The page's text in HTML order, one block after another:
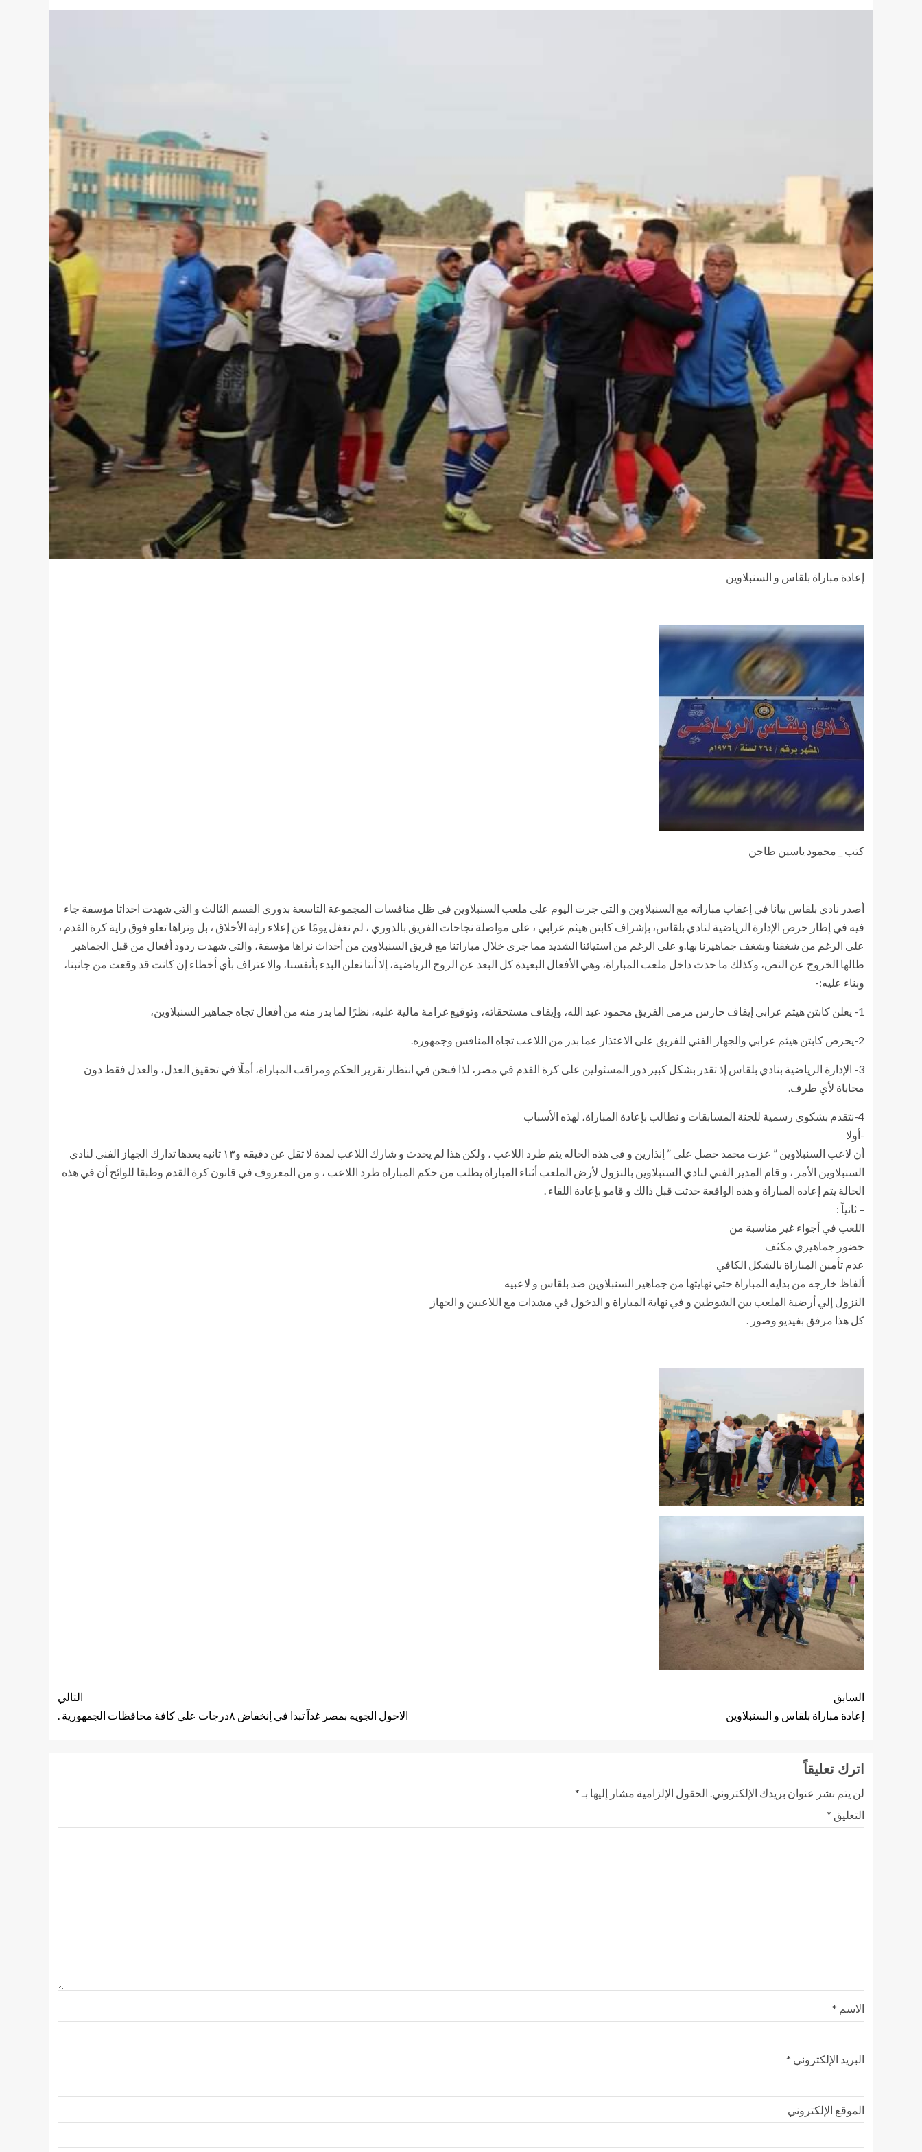
إعادة مباراة بلقاس و السنبلاوين
كتب _ محمود ياسين طاجن
أصدر نادي بلقاس بيانا في إعقاب مباراته مع السنبلاوين و التي جرت اليوم على ملعب السنبلاوين في ظل منافسات المجموعة التاسعة بدوري القسم الثالث و التي شهدت احداثا مؤسفة جاء
فيه في إطار حرص الإدارة الرياضية لنادي بلقاس، بإشراف كابتن هيثم عرابي ، على مواصلة نجاحات الفريق بالدوري ، لم نغفل يومًا عن إعلاء راية الأخلاق ، بل ونراها تعلو فوق راية كرة القدم ،
على الرغم من شغفنا وشغف جماهيرنا بها.و على الرغم من استيائنا الشديد مما جرى خلال مباراتنا مع فريق السنبلاوين من أحداث نراها مؤسفة، والتي شهدت ردود أفعال من قبل الجماهير
طالها الخروج عن النص، وكذلك ما حدث داخل ملعب المباراة، وهي الأفعال البعيدة كل البعد عن الروح الرياضية، إلا أننا نعلن البدء بأنفسنا، والاعتراف بأي أخطاء إن كانت قد وقعت من جانبنا،
وبناء عليه:-
1- يعلن كابتن هيثم عرابي إيقاف حارس مرمى الفريق محمود عبد الله، وإيقاف مستحقاته، وتوقيع غرامة مالية عليه، نظرًا لما بدر منه من أفعال تجاه جماهير السنبلاوين،
2-يحرص كابتن هيثم عرابي والجهاز الفني للفريق على الاعتذار عما بدر من اللاعب تجاه المنافس وجمهوره.
3- الإدارة الرياضية بنادي بلقاس إذ تقدر بشكل كبير دور المسئولين على كرة القدم في مصر، لذا فنحن في انتظار تقرير الحكم ومراقب المباراة، أملًا في تحقيق العدل، والعدل فقط دون
محاباة لأي طرف.
4-نتقدم بشكوي رسمية للجنة المسابقات و نطالب بإعادة المباراة، لهذه الأسباب
-أولا
أن لاعب السنبلاوين ” عزت محمد حصل على ” إنذارين و في هذه الحاله يتم طرد اللاعب ، ولكن هذا لم يحدث و شارك اللاعب لمدة لا تقل عن دقيقه و١٣ ثانيه بعدها تدارك الجهاز الفني لنادي
السنبلاوين الأمر ، و قام المدير الفني لنادي السنبلاوين بالنزول لأرض الملعب أثناء المباراة يطلب من حكم المباراه طرد اللاعب ، و من المعروف في قانون كرة القدم وطبقا للوائح أن في هذه
الحالة يتم إعاده المباراة و هذه الواقعة حدثت قبل ذالك و قامو بإعادة اللقاء .
– ثانياً :
اللعب في أجواء غير مناسبة من
حضور جماهيري مكثف
عدم تأمين المباراة بالشكل الكافي
ألفاظ خارجه من بدايه المباراة حتي نهايتها من جماهير السنبلاوين ضد بلقاس و لاعبيه
النزول إلي أرضية الملعب بين الشوطين و في نهاية المباراة و الدخول في مشدات مع اللاعبين و الجهاز
كل هذا مرفق بفيديو وصور .
السابق
إعادة مباراة بلقاس و السنبلاوين
التالي
الاحول الجويه بمصر غدآ تبدا في إنخفاض ٨درجات علي كافة محافظات الجمهورية .
اترك تعليقاً
لن يتم نشر عنوان بريدك الإلكتروني. الحقول الإلزامية مشار إليها بـ *
التعليق *
الاسم *
البريد الإلكتروني *
الموقع الإلكتروني